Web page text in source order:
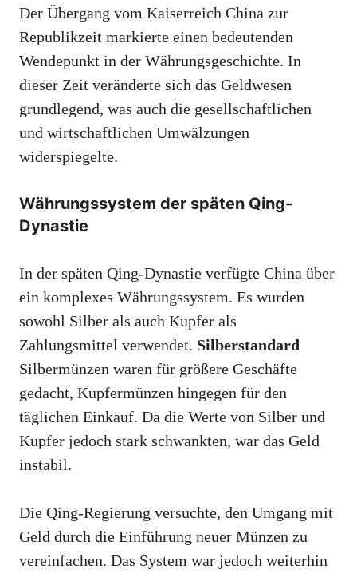
Der Übergang vom Kaiserreich China zur
Republikzeit markierte einen bedeutenden
Wendepunkt in der Währungsgeschichte. In
dieser Zeit veränderte sich das Geldwesen
grundlegend, was auch die gesellschaftlichen
und wirtschaftlichen Umwälzungen
widerspiegelte.
Währungssystem der späten Qing-
Dynastie
In der späten Qing-Dynastie verfügte China über
ein komplexes Währungssystem. Es wurden
sowohl Silber als auch Kupfer als
Zahlungsmittel verwendet. Silberstandard
Silbermünzen waren für größere Geschäfte
gedacht, Kupfermünzen hingegen für den
täglichen Einkauf. Da die Werte von Silber und
Kupfer jedoch stark schwankten, war das Geld
instabil.
Die Qing-Regierung versuchte, den Umgang mit
Geld durch die Einführung neuer Münzen zu
vereinfachen. Das System war jedoch weiterhin